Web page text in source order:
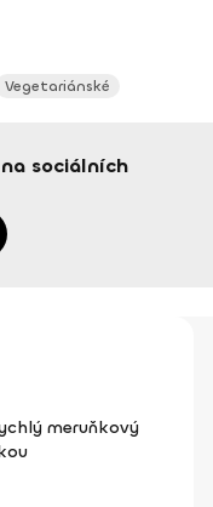
Vegetariánské
sociálních
meruňkový